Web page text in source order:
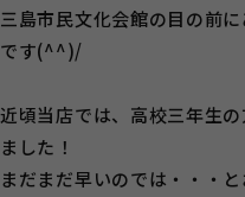
三島市民文化会館の目の前
です(^^)/
近頃当店では、高校三年生
ました！
まだまだ早いのでは・・・